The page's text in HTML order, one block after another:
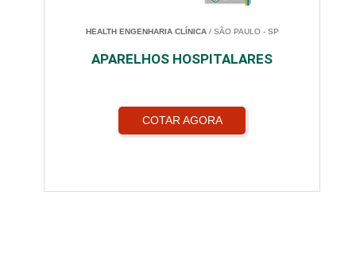
HEALTH ENGENHARIA CLÍNICA/ SÃO PAULO - SP
APARELHOS HOSPITALARES
COTAR AGORA